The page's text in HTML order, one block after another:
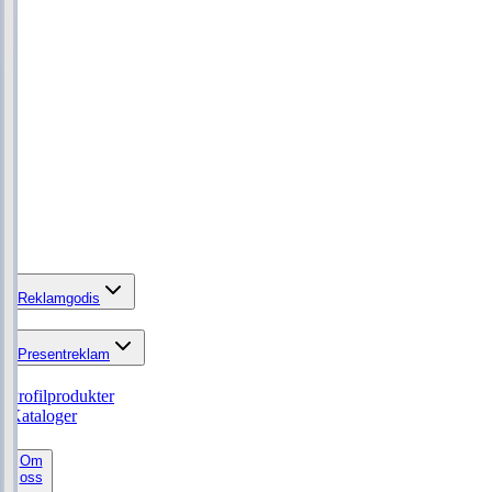
Reklamgodis
Presentreklam
Profilprodukter
Kataloger
Om
oss